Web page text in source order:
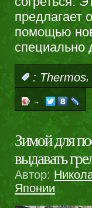
предлагает
помощью
специально
: Thermos,
→
Зимой для
выдавать
Автор:
Японии